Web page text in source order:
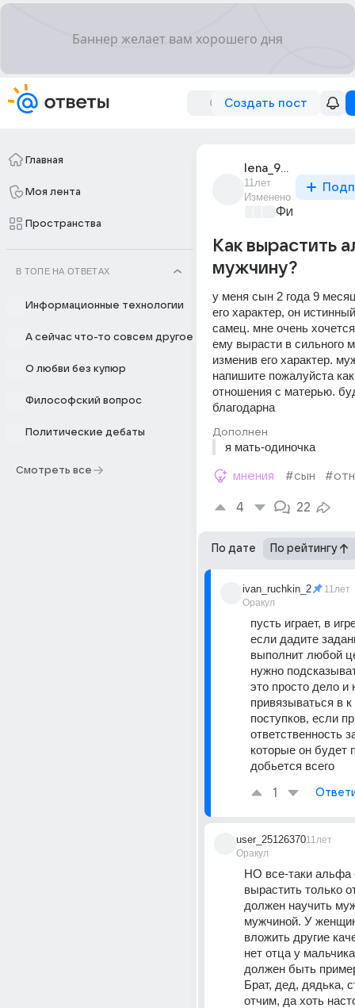
Создать пост
Главная
Моя лента
Пространства
В ТОПЕ НА ОТВЕТАХ
Информационные технологии
А сейчас что-то совсем другое
О любви без купюр
Философский вопрос
Политические дебаты
Смотреть все
lena_9071
11лет
Изменено
Как вырастить
мужчину?
у меня сын 2 года 9
его характер, он
самец. мне очень
ему вырасти в сильного
изменив его характер.
напишите пожалуйста
отношения с матерью.
благодарна
Дополнен
я мать-одиночка
мнения #сын
4 22
По дате По рейтингу
ivan_ruchkin_2
Оракул
11лет
пусть играет, в
если дадите
выполнит любой
нужно
это просто дело и
привязываться в
поступков, если
ответственность
которые он будет
добьется всего
1
user_25126370
Оракул
11лет
НО все-таки альфа
вырастить только
должен научить
мужчиной. У
вложить другие
нет отца у
должен быть
Брат, дед, дядька,
отчим, да хоть